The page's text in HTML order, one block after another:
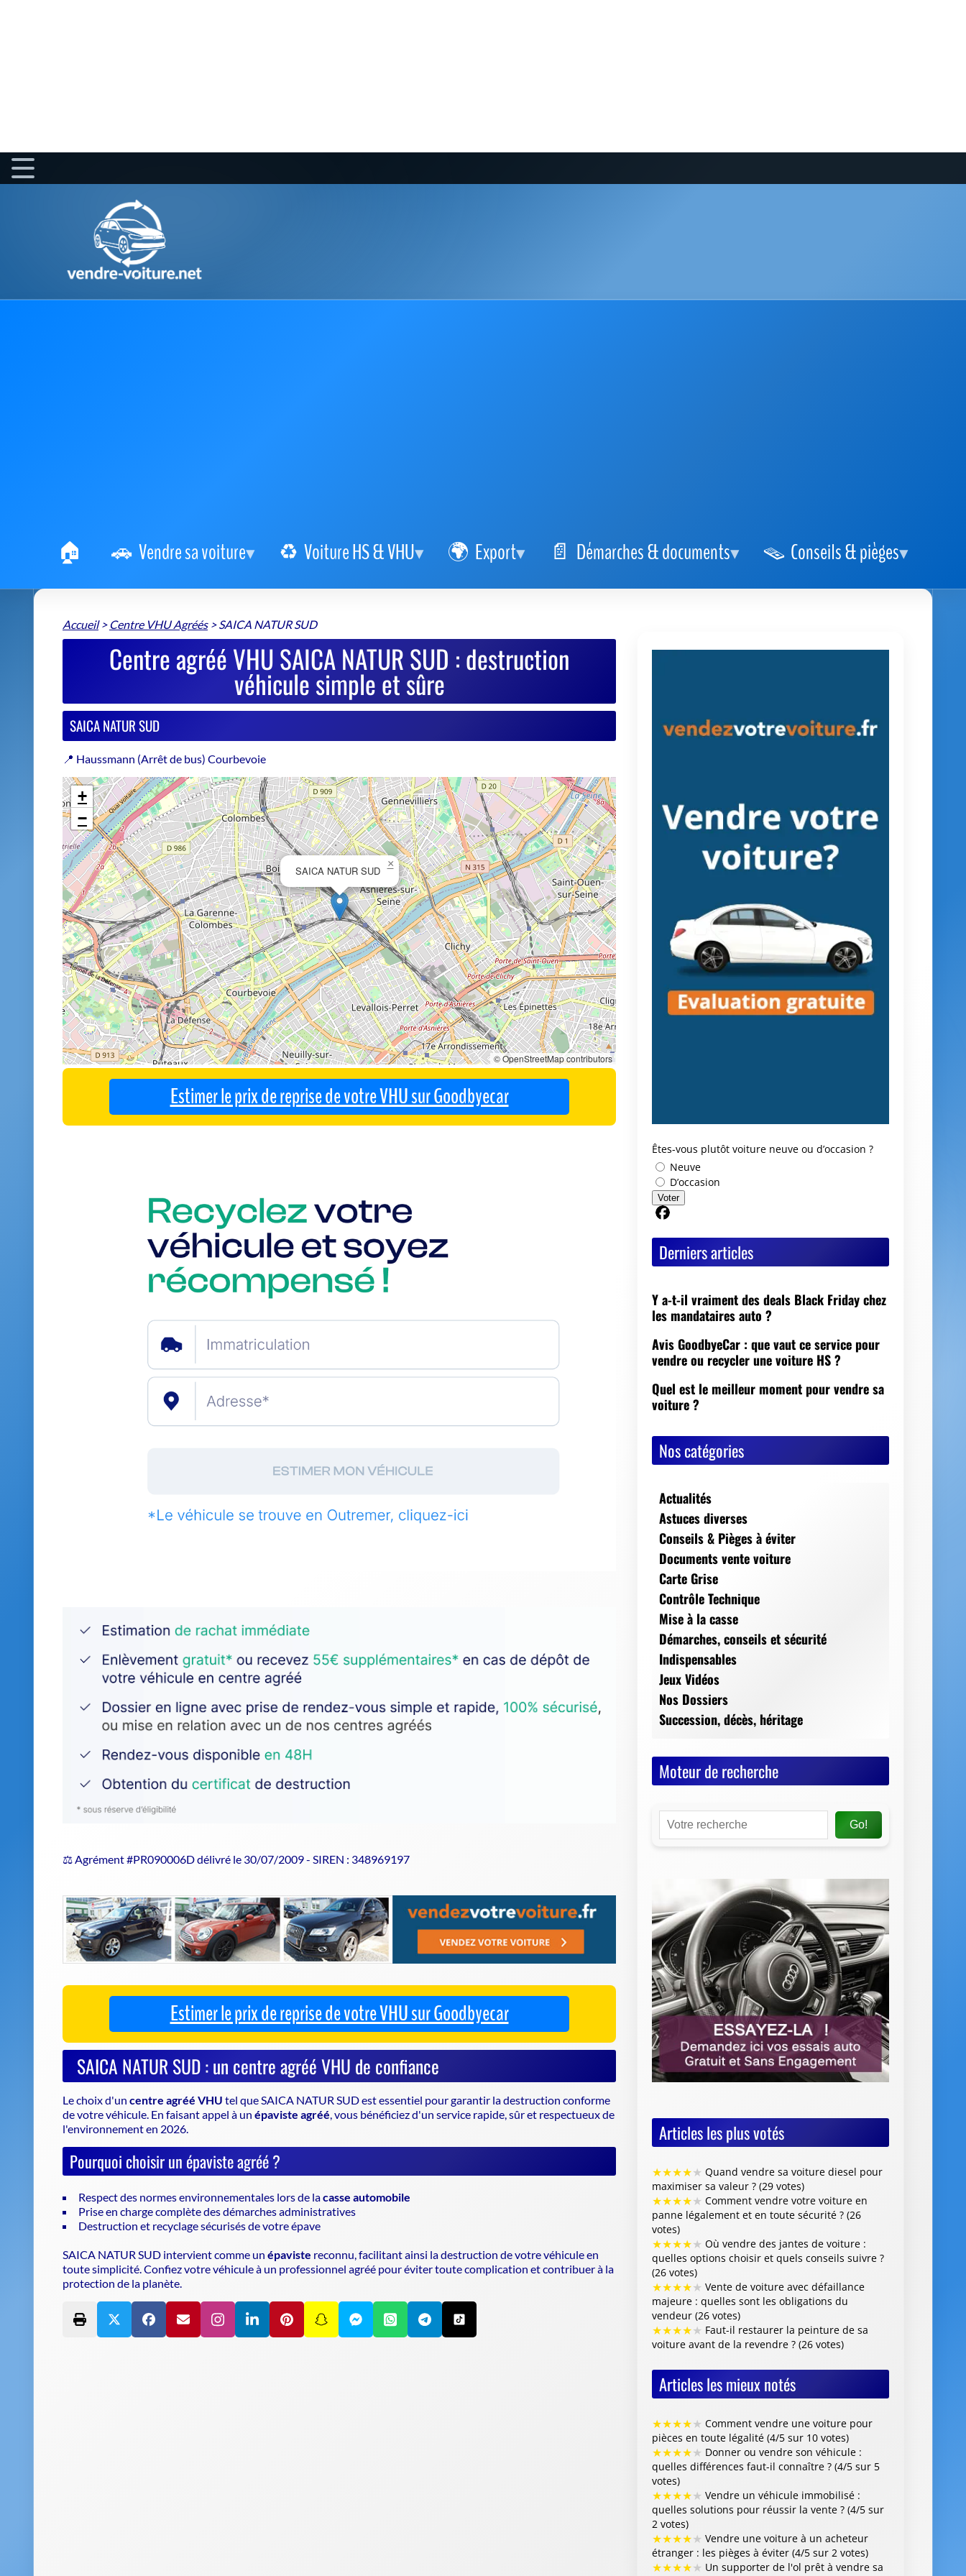
×
+
© OpenStreetMap contributors
Estimer le prix de reprise de votre VHU sur Goodbyecar
⚖️ Agrément #PR090006D délivré le 30/07/2009 - SIREN : 348969197
Estimer le prix de reprise de votre VHU sur Goodbyecar
SAICA NATUR SUD : un centre agréé VHU de confiance
Le choix d'uncentre agréé VHUtel que SAICA NATUR SUD est essentiel pour garantir ladestruction conforme
de votre véhicule. En faisant appel à unépaviste agréé, vous bénéficiez d'un service rapide, sûr et respectueux de
Pourquoi choisir un épaviste agréé ?
Respect des normes environnementales lors de lacasse automobile
Prise en charge complète des démarches administratives
Destruction et recyclage sécurisés de votre épave
SAICA NATUR SUD intervient comme unépavistereconnu, facilitant ainsi la destruction de votre véhicule en
toute simplicité. Confiez votre véhicule à un professionnel agréé pour éviter toute complication et contribuer à la
protection de la planète.
Êtes-vous plutôt voiture neuve ou d’occasion ?
Neuve
Y a-t-il vraiment des deals Black Friday chez
les mandataires auto ?
Avis GoodbyeCar : que vaut ce service pour
vendre ou recycler une voiture HS ?
Quel est le meilleur moment pour vendre sa
voiture ?
Nos catégories
Actualités
Astuces diverses
Conseils & Pièges à éviter
Documents vente voiture
Contrôle Technique
Mise à la casse
Indispensables
Jeux Vidéos
Nos Dossiers
Succession, décès, héritage
Moteur de recherche
Articles les plus votés
★★★★★Quand vendre sa voiture diesel pour
maximiser sa valeur ? (29 votes)
★ ★★★Comment vendre votre voiture en
panne légalement et en toute sécurité ? (26
votes)
(26 votes)
★★★★★Vente de voiture avec défaillance
majeure : quelles sont les obligations du
★ ★ ★ ★ ★ Faut-il restaurer la peinture de sa
voiture avant de la revendre ? (26 votes)
Articles les mieux notés
★★★★★
pièces en toute légalité (4/5 sur 10 votes)
★★★★ ★Donner ou vendre son véhicule :
quelles différences faut-il connaître ? (4/5 sur 5
votes)
★★★★★Vendre un véhicule immobilisé :
2 votes)
★★★★★Vendre une voiture à un acheteur
étranger : les pièges à éviter (4/5 sur 2 votes)
voiture pour sauver le club (4/5 sur 1 vote)
Centre VHU Agréé